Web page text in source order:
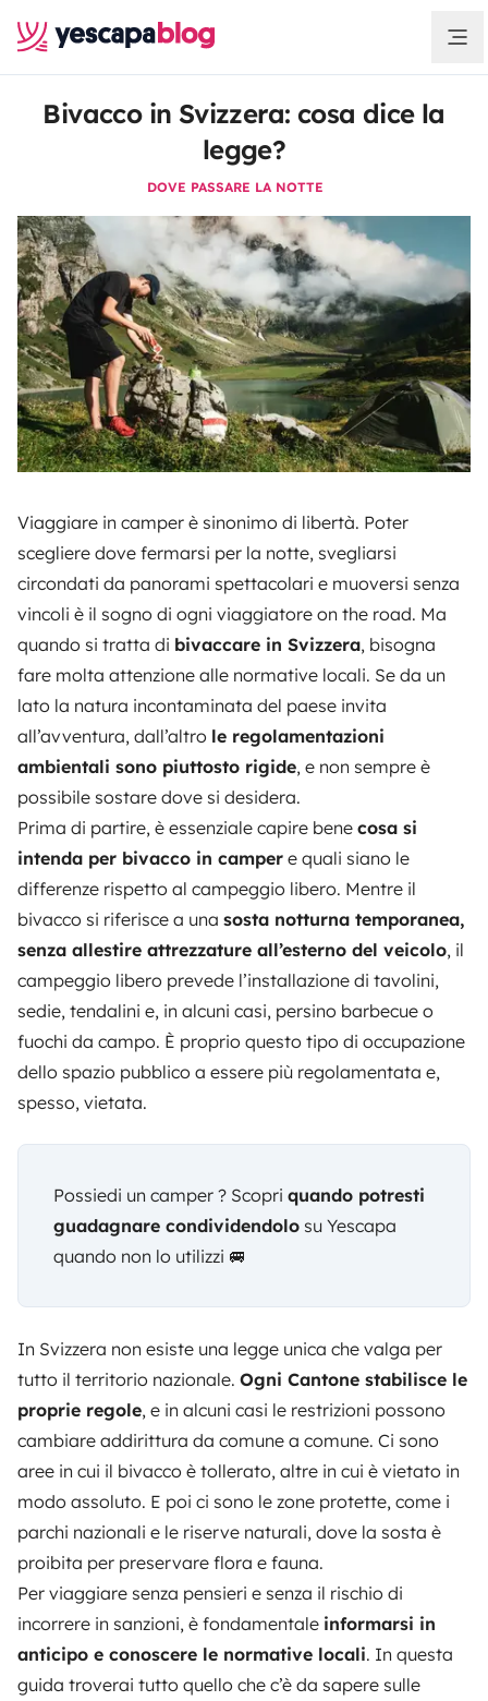
Bivacco in Svizzera: cosa dice la
legge?
DOVE PASSARE LA NOTTE
Viaggiare in camper è sinonimo di libertà. Poter
scegliere dove fermarsi per la notte, svegliarsi
circondati da panorami spettacolari e muoversi senza
vincoli è il sogno di ogni viaggiatore on the road. Ma
quando si tratta di bivaccare in Svizzera, bisogna
fare molta attenzione alle normative locali. Se da un
lato la natura incontaminata del paese invita
all’avventura, dall’altro le regolamentazioni
ambientali sono piuttosto rigide, e non sempre è
possibile sostare dove si desidera.
Prima di partire, è essenziale capire bene cosa si
intenda per bivacco in camper e quali siano le
differenze rispetto al campeggio libero. Mentre il
bivacco si riferisce a una sosta notturna temporanea,
senza allestire attrezzature all’esterno del veicolo, il
campeggio libero prevede l’installazione di tavolini,
sedie, tendalini e, in alcuni casi, persino barbecue o
fuochi da campo. È proprio questo tipo di occupazione
dello spazio pubblico a essere più regolamentata e,
spesso, vietata.
Possiedi un camper ? Scopri quando potresti
guadagnare condividendolo su Yescapa
quando non lo utilizzi 🚐
In Svizzera non esiste una legge unica che valga per
tutto il territorio nazionale. Ogni Cantone stabilisce le
proprie regole, e in alcuni casi le restrizioni possono
cambiare addirittura da comune a comune. Ci sono
aree in cui il bivacco è tollerato, altre in cui è vietato in
modo assoluto. E poi ci sono le zone protette, come i
parchi nazionali e le riserve naturali, dove la sosta è
proibita per preservare flora e fauna.
Per viaggiare senza pensieri e senza il rischio di
incorrere in sanzioni, è fondamentale informarsi in
anticipo e conoscere le normative locali. In questa
guida troverai tutto quello che c’è da sapere sulle